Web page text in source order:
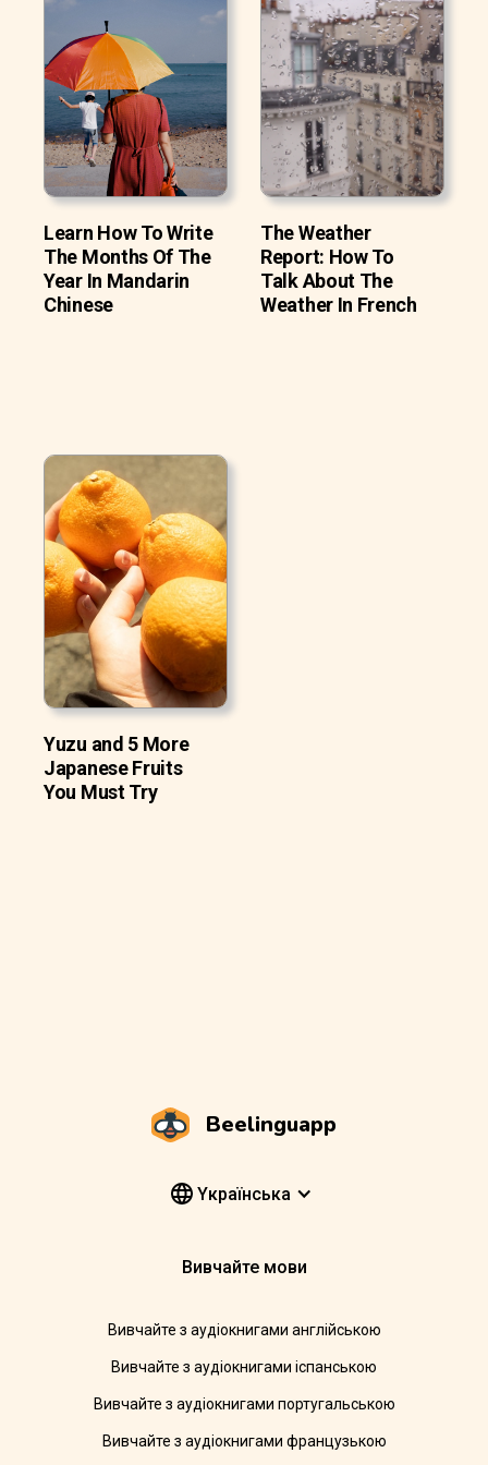
Learn How To Write
The Months Of The
Year In Mandarin
Chinese
The Weather
Report: How To
Talk About The
Weather In French
Yuzu and 5 More
Japanese Fruits
You Must Try
Beelinguapp
Yкраїнська
Вивчайте мови
Вивчайте з аудіокнигами англійською
Вивчайте з аудіокнигами іспанською
Вивчайте з аудіокнигами португальською
Вивчайте з аудіокнигами французькою